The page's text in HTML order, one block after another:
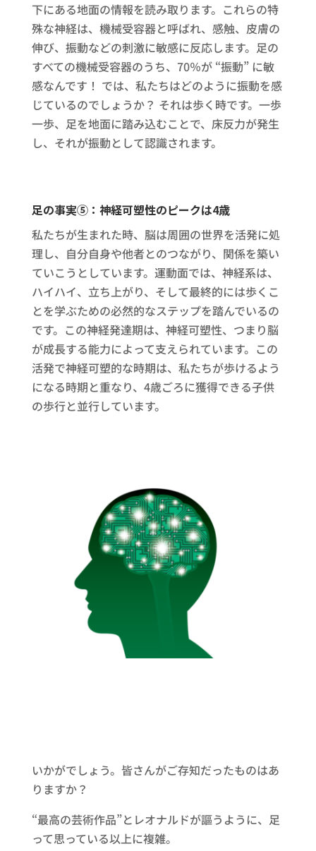
下にある地面の情報を読み取ります。これらの特
殊な神経は、機械受容器と呼ばれ、感触、皮膚の
伸び、振動などの刺激に敏感に反応します。足の
すべての機械受容器のうち、70％が “振動” に敏
感なんです！ では、私たちはどのように振動を感
じているのでしょうか？ それは歩く時です。一歩
一歩、足を地面に踏み込むことで、床反力が発生
し、それが振動として認識されます。
足の事実⑤：神経可塑性のピークは4歳
私たちが生まれた時、脳は周囲の世界を活発に処
理し、自分自身や他者とのつながり、関係を築い
ていこうとしています。運動面では、神経系は、
ハイハイ、立ち上がり、そして最終的には歩くこ
とを学ぶための必然的なステップを踏んでいるの
です。この神経発達期は、神経可塑性、つまり脳
が成長する能力によって支えられています。この
活発で神経可塑的な時期は、私たちが歩けるよう
になる時期と重なり、4歳ごろに獲得できる子供
の歩行と並行しています。
いかがでしょう。皆さんがご存知だったものはあ
りますか？
“最高の芸術作品”とレオナルドが謳うように、足
って思っている以上に複雑。